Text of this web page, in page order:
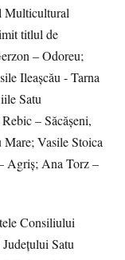
Multicultural
titlul de
– Odoreu;
Ileașcău - Tarna
Satu
– Săcășeni,
Vasile Stoica
Agriș; Ana Torz –
Consiliului
Satu